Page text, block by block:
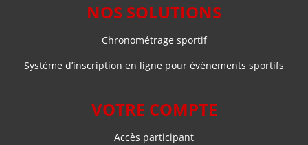
NOS SOLUTIONS
Chronométrage sportif
Système d’inscription en ligne pour événements sportifs
VOTRE COMPTE
Accès participant